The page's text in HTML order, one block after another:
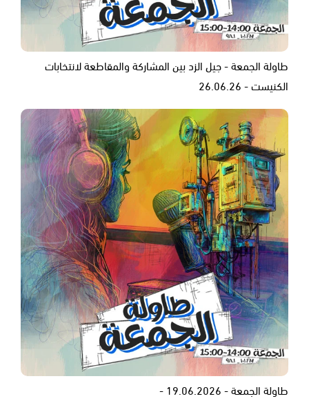
طاولة الجمعة - جيل الزد بين المشاركة والمقاطعة لانتخابات
الكنيست - 26.06.26
طاولة الجمعة - 19.06.2026 -